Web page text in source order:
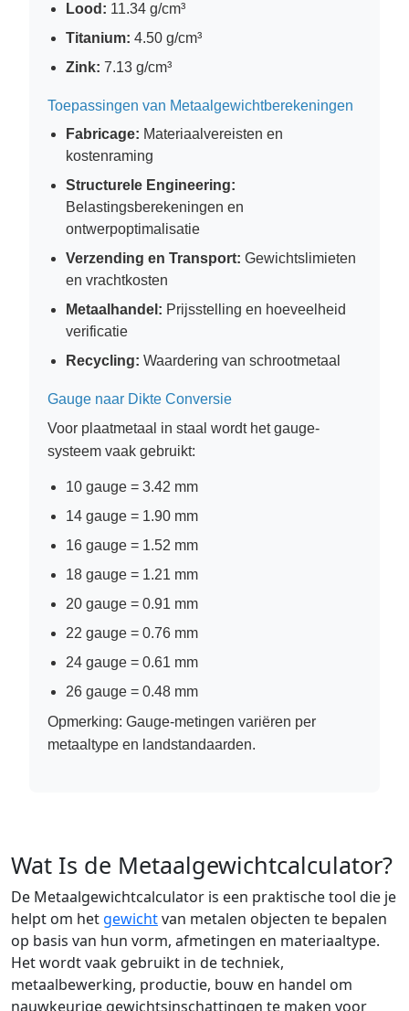
Lood: 11.34 g/cm³
Titanium: 4.50 g/cm³
Zink: 7.13 g/cm³
Toepassingen van Metaalgewichtberekeningen
Fabricage: Materiaalvereisten en
kostenraming
Structurele Engineering:
Belastingsberekeningen en
ontwerpoptimalisatie
Verzending en Transport: Gewichtslimieten
en vrachtkosten
Metaalhandel: Prijsstelling en hoeveelheid
verificatie
Recycling: Waardering van schrootmetaal
Gauge naar Dikte Conversie
Voor plaatmetaal in staal wordt het gauge-
systeem vaak gebruikt:
10 gauge = 3.42 mm
14 gauge = 1.90 mm
16 gauge = 1.52 mm
18 gauge = 1.21 mm
20 gauge = 0.91 mm
22 gauge = 0.76 mm
24 gauge = 0.61 mm
26 gauge = 0.48 mm
Opmerking: Gauge-metingen variëren per
metaaltype en landstandaarden.
Wat Is de Metaalgewichtcalculator?
De Metaalgewichtcalculator is een praktische tool die je
helpt om het gewichtvan metalen objecten te bepalen
op basis van hun vorm, afmetingen en materiaaltype.
Het wordt vaak gebruikt in de techniek,
metaalbewerking, productie, bouw en handel om
nauwkeurige gewichtsinschattingen te maken voor